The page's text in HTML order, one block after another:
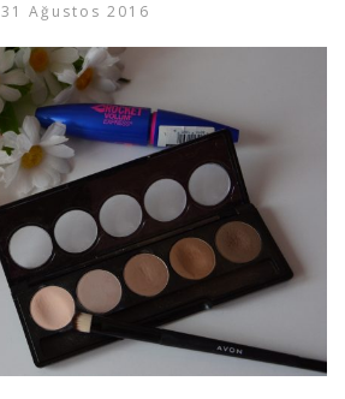
31 Ağustos 2016